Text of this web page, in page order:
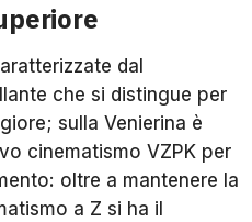
dal
che si distingue per
sulla Venierina è
cinematismo VZPK per
oltre a mantenere la
a Z si ha il